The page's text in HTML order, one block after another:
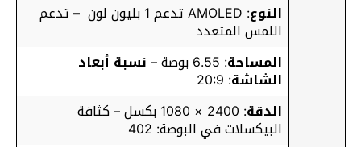
النوع: AMOLED تدعم 1 بليون لون –تدعم
اللمس المتعدد
المساحة: 6.55 بوصة – نسبة أبعاد
الشاشة: 20:9
الدقة
: 2400 × 1080 بكسل – كثافة
البيكسلات في البوصة: 402